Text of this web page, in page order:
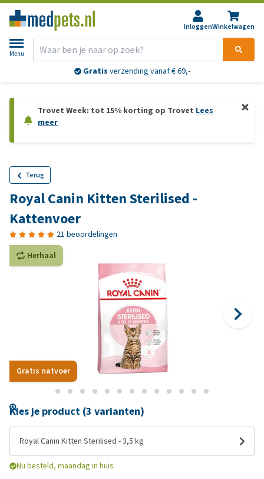
InloggenWinkelwagen
Menu
Gratis verzending vanaf € 69,-
Trovet Week: tot 15% korting op Trovet Lees
meer
Terug
Royal Canin Kitten Sterilised -
Kattenvoer
21 beoordelingen
Gratis natvoer
Herhaal
Kies je product (3 varianten)
Royal Canin Kitten Sterilised - 3,5 kg
Nu besteld, maandag in huis